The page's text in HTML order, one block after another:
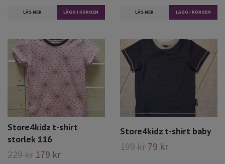
LÄS MER LÄS MER LÄGG I KORGEN
Store4kidz t-shirt
storlek 116
229 kr 179 kr
Store4kidz t-shirt baby
199 kr 79 kr